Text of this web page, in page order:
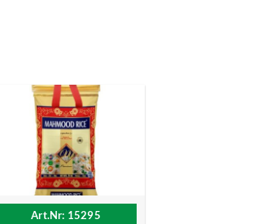
Art.Nr: 15295